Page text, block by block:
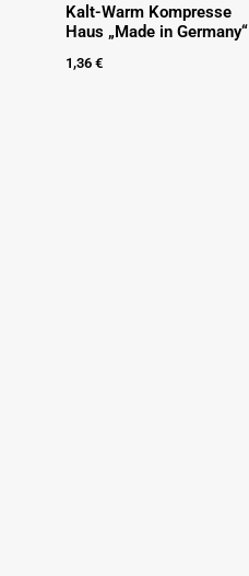
Kalt-Warm Kompresse
Haus „Made in Germany“
1,36 €